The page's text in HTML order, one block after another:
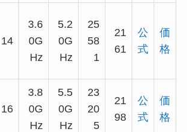
14
3.6
0G
Hz
5.2
0G
Hz
25
58
1
21
61
公
式
価
格
16
3.8
0G
Hz
5.5
0G
Hz
23
20
5
21
98
公
式
価
格